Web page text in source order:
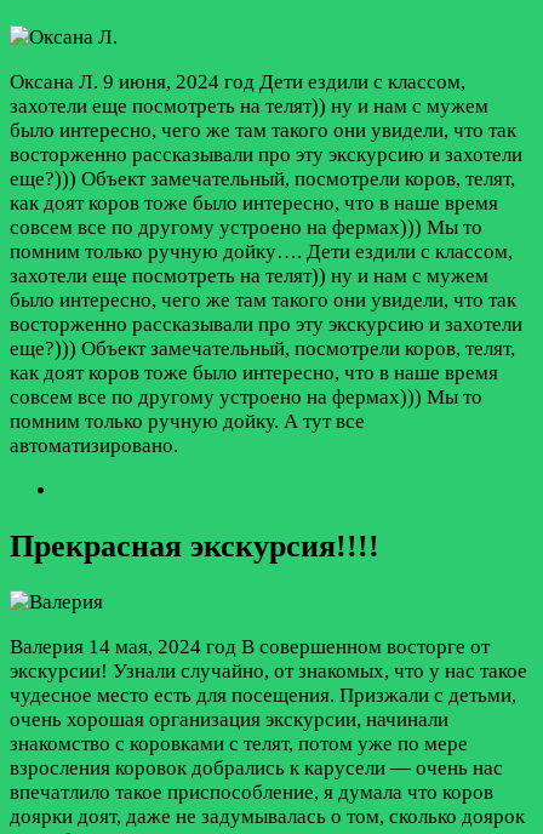
Оксана Л. 9 июня, 2024 год Дети ездили с классом,
захотели еще посмотреть на телят)) ну и нам с мужем
было интересно, чего же там такого они увидели, что так
восторженно рассказывали про эту экскурсию и захотели
еще?))) Объект замечательный, посмотрели коров, телят,
как доят коров тоже было интересно, что в наше время
совсем все по другому устроено на фермах))) Мы то
помним только ручную дойку…. Дети ездили с классом,
захотели еще посмотреть на телят)) ну и нам с мужем
было интересно, чего же там такого они увидели, что так
восторженно рассказывали про эту экскурсию и захотели
еще?))) Объект замечательный, посмотрели коров, телят,
как доят коров тоже было интересно, что в наше время
совсем все по другому устроено на фермах))) Мы то
помним только ручную дойку. А тут все
автоматизировано.
Прекрасная экскурсия!!!!
Валерия 14 мая, 2024 год В совершенном восторге от
экскурсии! Узнали случайно, от знакомых, что у нас такое
чудесное место есть для посещения. Призжали с детьми,
очень хорошая организация экскурсии, начинали
знакомство с коровками с телят, потом уже по мере
взросления коровок добрались к карусели — очень нас
впечатлило такое приспособление, я думала что коров
доярки доят, даже не задумывалась о том, сколько доярок